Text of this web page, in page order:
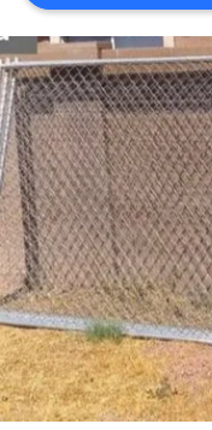
SITEMAP
PRIVACY
POLICY